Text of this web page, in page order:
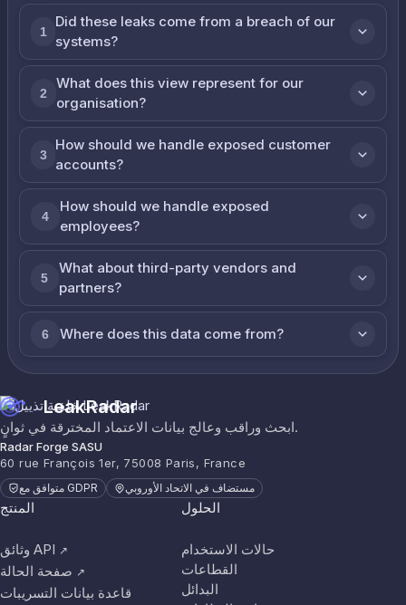
1
Did these leaks come from a breach of our
systems?
2
What does this view represent for our
organisation?
3
How should we handle exposed customer
accounts?
4
How should we handle exposed
employees?
5
What about third-party vendors and
partners?
6 Where does this data come from?
LeakRadar
ابحث وراقب وعالج بيانات الاعتماد المخترقة في ثوانٍ.
Radar Forge SASU
60 rue François 1er, 75008 Paris, France
متوافق مع GDPR مستضاف في الاتحاد الأوروبي
المنتج
وثائق API ↗
صفحة الحالة ↗
قاعدة بيانات التسريبات
الحلول
حالات الاستخدام
القطاعات
البدائل